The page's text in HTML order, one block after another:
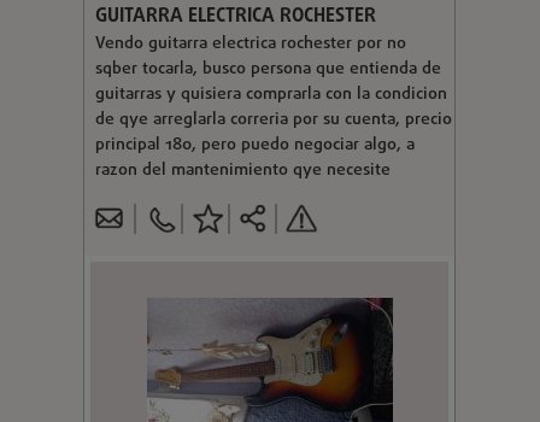
GUITARRA ELECTRICA ROCHESTER
Vendo guitarra electrica rochester por no
sqber tocarla, busco persona que entienda de
guitarras y quisiera comprarla con la condicion
de qye arreglarla correria por su cuenta, precio
principal 180, pero puedo negociar algo, a
razon del mantenimiento qye necesite